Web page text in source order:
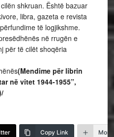
shkruan. Është bazuar
libra, gazeta e revista
të logjikshme.
në rrugën e
për të cilët shoqëria
(Mendime për librin
në vitet 1944-1955”,
Copy Link More